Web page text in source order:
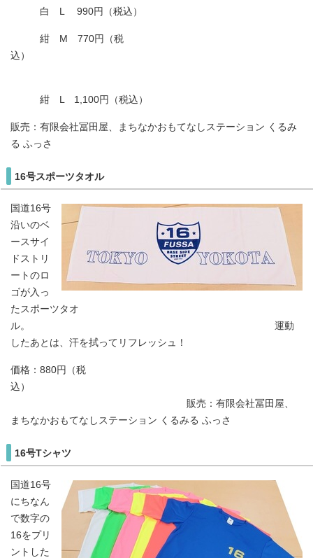
白 L 990円（税込）
紺 M 770円（税
込）
紺 L 1,100円（税込）
販売：有限会社冨田屋、まちなかおもてなしステーション くるみ
る ふっさ
16号スポーツタオル
国道16号
沿いのベ
ースサイ
ドストリ
ートのロ
ゴが入っ
たスポーツタオ
ル。 運動
したあとは、汗を拭ってリフレッシュ！
価格：880円（税
込）
販売：有限会社冨田屋、
まちなかおもてなしステーション くるみる ふっさ
16号Tシャツ
国道16号
にちなん
で数字の
16をプリ
ントした